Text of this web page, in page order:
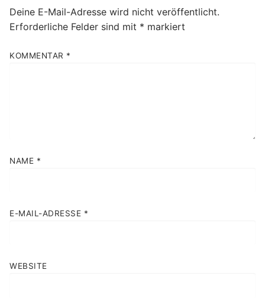
Deine E-Mail-Adresse wird nicht veröffentlicht.
Erforderliche Felder sind mit * markiert
KOMMENTAR *
NAME *
E-MAIL-ADRESSE *
WEBSITE